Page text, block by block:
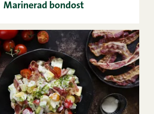
Marinerad bondost